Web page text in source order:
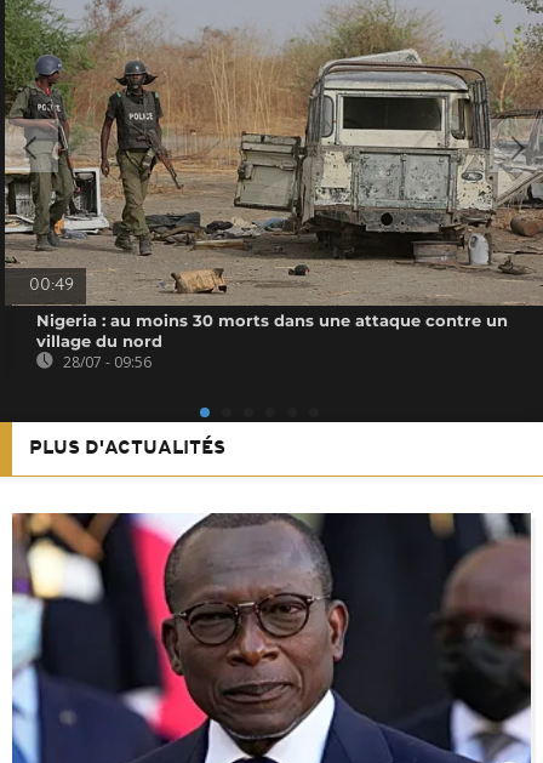
00:49
Nigeria : au moins 30 morts dans une attaque contre un
village du nord
28/07 - 09:56
PLUS D'ACTUALITÉS